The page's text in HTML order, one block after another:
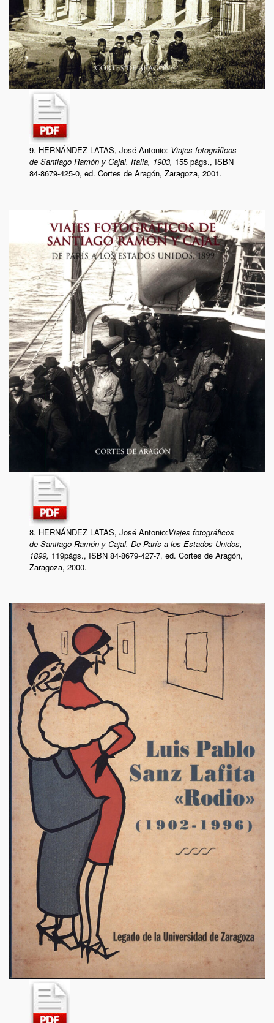
9. HERNÁNDEZ LATAS, José Antonio: Viajes fotográficos
de Santiago Ramón y Cajal. Italia, 1903, 155 págs., ISBN
84-8679-425-0, ed. Cortes de Aragón, Zaragoza, 2001.
8. HERNÁNDEZ LATAS, José Antonio:Viajes fotográficos
de Santiago Ramón y Cajal. De París a los Estados Unidos,
1899, 119págs., ISBN 84-8679-427-7,ed. Cortes de Aragón,
Zaragoza, 2000.